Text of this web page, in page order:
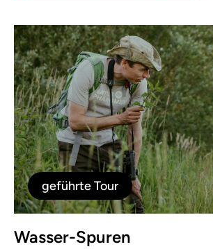
Pflanzenwelt die uns begegnet
Überraschungen bereit.
geführte Tour
Wasser-Spuren